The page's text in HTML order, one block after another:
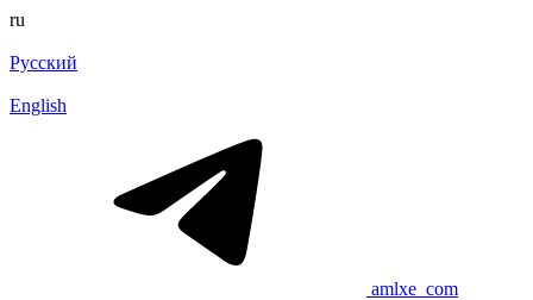
ru
Русский
English
amlxe_com